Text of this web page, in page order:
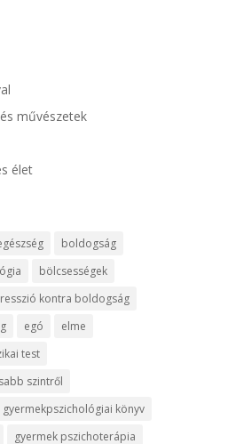
művészetek
élet
boldogság
bölcsességek
kontra boldogság
egó
elme
test
szintről
gyermekpszichológiai könyv
gyermek pszichoterápia